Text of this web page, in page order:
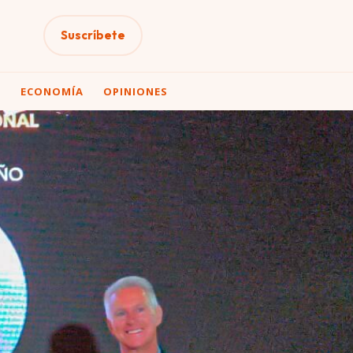
Suscríbete
ECONOMÍA OPINIONES